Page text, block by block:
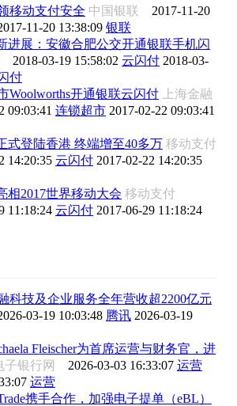
移动支付安全 中国银联 2017-11-20
11-20 13:38:09 银联
进展：安徽合肥公交开通银联手机闪
2018-03-19 15:58:02 云闪付 2018-03-
付
Woolworths开通银联云闪付
上海金融
09:03:41 连锁超市 2017-02-22 09:03:41
式登陆香港 终端增至40多万 移动支付
14:20:35 云闪付 2017-02-22 14:20:35
相2017世界移动大会 移动支付
11:18:24 云闪付 2017-06-29 11:18:24
科技及企业服务全年营收超2200亿元
03-19 10:03:48 腾讯 2026-03-19
Fleischer为首席运营与财务官，进
子银行网 2026-03-03 16:33:07 运营
运营
携手合作，加强电子提单（eBL）